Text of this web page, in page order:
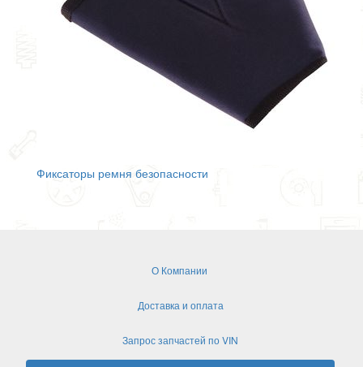
Фиксаторы ремня безопасности
О Компании
Доставка и оплата
Запрос запчастей по VIN